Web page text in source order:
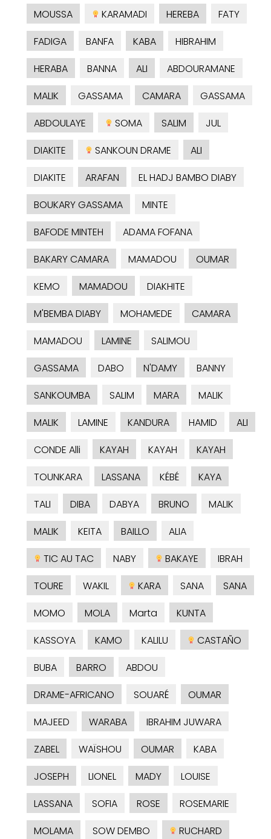
MOUSSA
KARAMADI HEREBA
FATY
FADIGA
BANFA KABA
HIBRAHIM
HERABA
BANNA ALI
ABDOURAMANE
MALIK
GASSAMA CAMARA
GASSAMA
ABDOULAYE
SOMA SALIM
JUL
DIAKITE
SANKOUN DRAME
ALI
DIAKITE
ARAFAN
EL HADJ BAMBO DIABY
BOUKARY GASSAMA
MINTE
BAFODE MINTEH
ADAMA FOFANA
BAKARY CAMARA
MAMADOU
OUMAR
KEMO
MAMADOU
DIAKHITE
M'BEMBA DIABY
MOHAMEDE
CAMARA
MAMADOU
LAMINE
SALIMOU
GASSAMA
DABO N'DAMY
BANNY
SANKOUMBA
SALIM MARA
MALIK
MALIK
LAMINE KANDURA HAMID
ALI
CONDE Alli
KAYAH KAYAH
KAYAH
TOUNKARA
LASSANA KÉBÉ
KAYA
TALI
DIBA DABYA BRUNO
MALIK
MALIK
KEITA BAILLO
ALIA
TIC AU TAC
NABY BAKAYE
IBRAH
TOURE
WAKIL KARA SANA
SANA
MOMO
MOLA Marta
KUNTA
KASSOYA
KAMO KALILU
CASTAÑO
BUBA
BARRO
ABDOU
DRAME-AFRICANO
SOUARÉ
OUMAR
MAJEED
WARABA
IBRAHIM JUWARA
ZABEL
WAÏSHOU OUMAR
KABA
JOSEPH
LIONEL MADY
LOUISE
LASSANA
SOFIA ROSE
ROSEMARIE
MOLAMA
SOW DEMBO
RUCHARD